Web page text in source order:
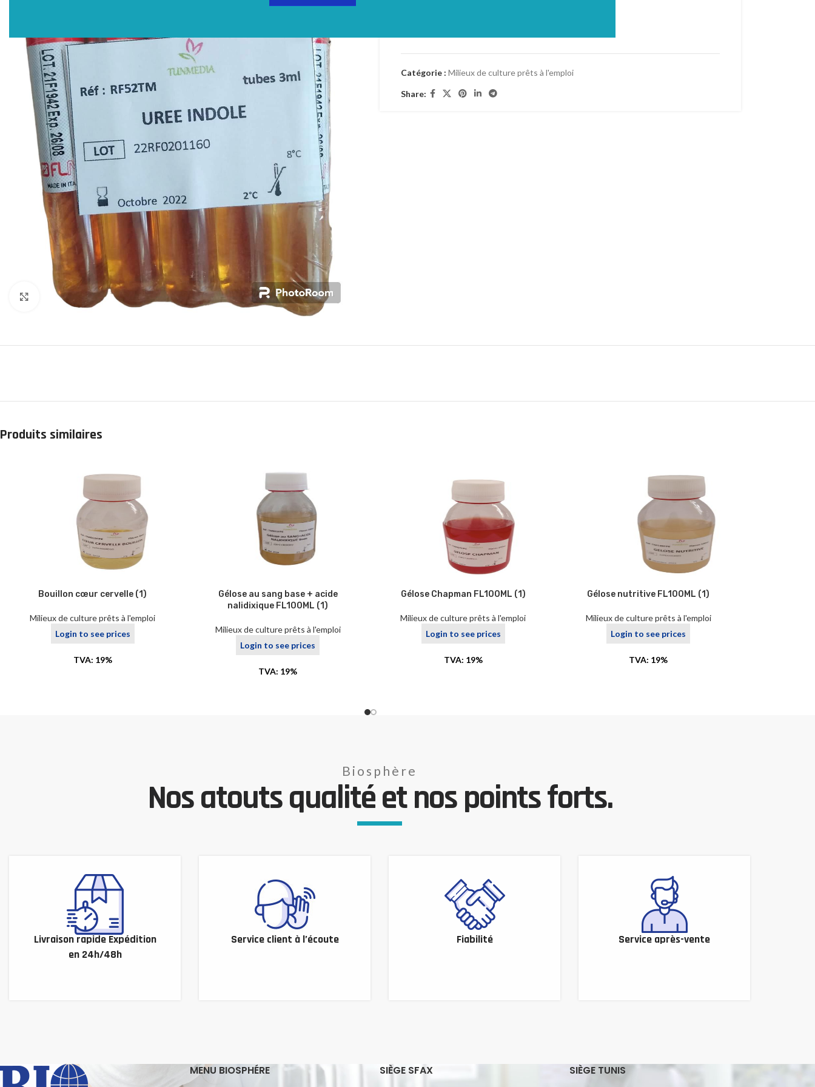
Click to enlarge
Catégorie : Milieux de culture prêts à l'emploi
Share:
Produits similaires
Bouillon cœur cervelle (1)
Milieux de culture prêts à l'emploi
Login to see prices
TVA: 19%
Gélose au sang base + acide
nalidixique FL100ML (1)
Milieux de culture prêts à l'emploi
Login to see prices
TVA: 19%
Gélose Chapman FL100ML (1)
Milieux de culture prêts à l'emploi
Login to see prices
TVA: 19%
Gélose nutritive FL100ML (1)
Milieux de culture prêts à l'emploi
Login to see prices
TVA: 19%
Biosphère
Nos atouts qualité et nos points forts.
Livraison rapide Expédition
en 24h/48h
Service client à l’écoute Fiabilité Service après-vente
MENU BIOSPHÉRE SIÈGE SFAX SIÈGE TUNIS